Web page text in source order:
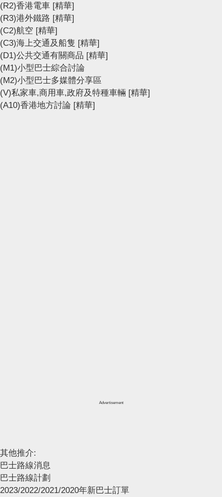
(R2)香港電車 [精華]
(R3)港外鐵路 [精華]
(C2)航空 [精華]
(C3)海上交通及船隻 [精華]
(D1)公共交通有關商品 [精華]
(M1)小型巴士綜合討論
(M2)小型巴士多媒體分享區
(V)私家車,商用車,政府及特種車輛 [精華]
(A10)香港地方討論 [精華]
Advertisement
其他推介:
巴士路線消息
巴士路線計劃
2023/2022/2021/2020年新巴士訂單